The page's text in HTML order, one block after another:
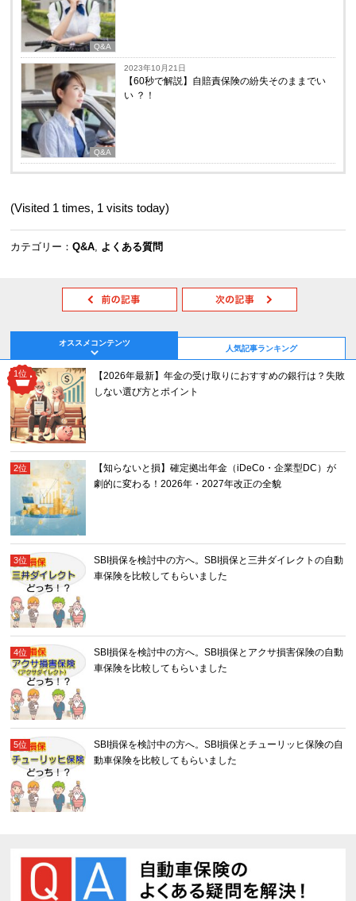
Q&A
Q&A
2023年10月21日
【60秒で解説】自賠責保険の紛失そのままでい
い ？！
(Visited 1 times, 1 visits today)
カテゴリー：Q&A よくある質問
ゲ
ー
オススメコンテンツ
人気記事ランキング
【2026年最新】年金の受け取りにおすすめの銀行は？失敗
しない選び方とポイント
【知らないと損】確定拠出年金（iDeCo・企業型DC）が
劇的に変わる！2026年・2027年改正の全貌
SBI損保を検討中の方へ。SBI損保と三井ダイレクトの自動
車保険を比較してもらいました
SBI損保を検討中の方へ。SBI損保とアクサ損害保険の自動
車保険を比較してもらいました
SBI損保を検討中の方へ。SBI損保とチューリッヒ保険の自
動車保険を比較してもらいました